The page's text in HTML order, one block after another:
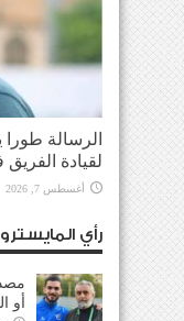
الرسالة طورا
لقيادة الفريق في
أغسطس 7, 2026
رأي المايسترو
أو